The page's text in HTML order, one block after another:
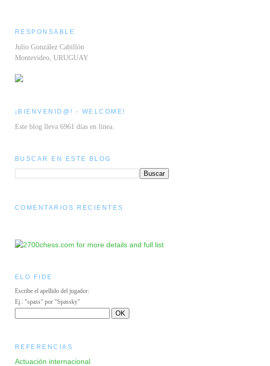
RESPONSABLE
Julio González Cabillón
Montevideo, URUGUAY
¡BIENVENID@! - WELCOME!
Este blog lleva 6961 días en línea.
BUSCAR EN ESTE BLOG
COMENTARIOS RECIENTES
ELO FIDE
Escribe el apellido del jugador:
Ej.: "spass" por "Spassky"
REFERENCIAS
Actuación internacional